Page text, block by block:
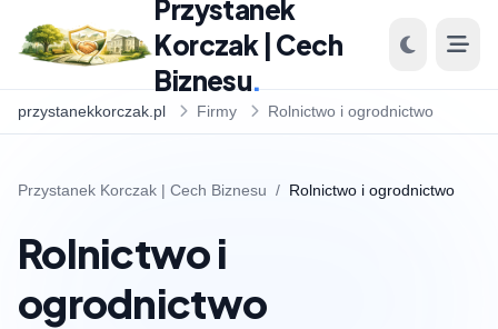
Przystanek
Korczak | Cech
Biznesu.
przystanekkorczak.pl Firmy Rolnictwo i ogrodnictwo
Przystanek Korczak | Cech Biznesu / Rolnictwo i ogrodnictwo
Rolnictwo i
ogrodnictwo